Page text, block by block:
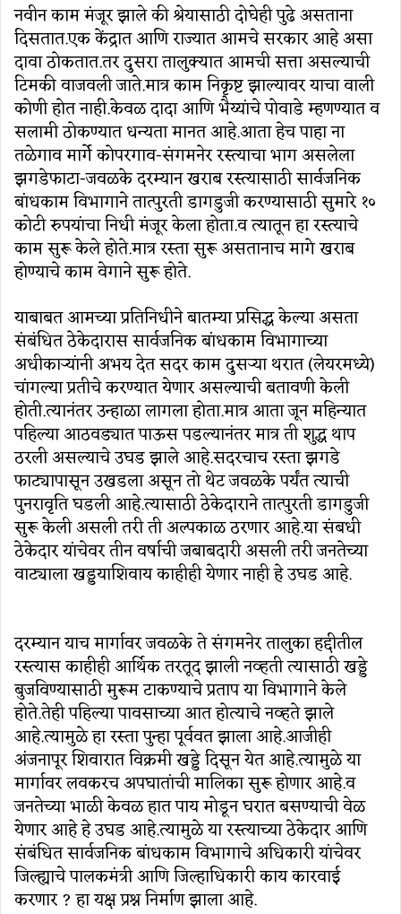
नवीन काम मंजूर झाले की श्रेयासाठी दोघेही पुढे असताना
दिसतात.एक केंद्रात आणि राज्यात आमचे सरकार आहे असा
दावा ठोकतात.तर दुसरा तालुक्यात आमची सत्ता असल्याची
टिमकी वाजवली जाते.मात्र काम निकृष्ट झाल्यावर याचा वाली
कोणी होत नाही.केवळ दादा आणि भैय्यांचे पोवाडे म्हणण्यात व
सलामी ठोकण्यात धन्यता मानत आहे.आता हेच पाहा ना
तळेगाव मार्गे कोपरगाव-संगमनेर रस्त्याचा भाग असलेला
झगडेफाटा-जवळके दरम्यान खराब रस्त्यासाठी सार्वजनिक
बांधकाम विभागाने तात्पुरती डागडुजी करण्यासाठी सुमारे १०
कोटी रुपयांचा निधी मंजूर केला होता.व त्यातून हा रस्त्याचे
काम सुरू केले होते.मात्र रस्ता सुरू असतानाच मागे खराब
होण्याचे काम वेगाने सुरू होते.
याबाबत आमच्या प्रतिनिधीने बातम्या प्रसिद्ध केल्या असता
संबंधित ठेकेदारास सार्वजनिक बांधकाम विभागाच्या
अधीकाऱ्यांनी अभय देत सदर काम दुसऱ्या थरात (लेयरमध्ये)
चांगल्या प्रतीचे करण्यात येणार असल्याची बतावणी केली
होती.त्यानंतर उन्हाळा लागला होता.मात्र आता जून महिन्यात
पहिल्या आठवड्यात पाऊस पडल्यानंतर मात्र ती शुद्ध थाप
ठरली असल्याचे उघड झाले आहे.सदरचाच रस्ता झगडे
फाट्यापासून उखडला असून तो थेट जवळके पर्यंत त्याची
पुनरावृति घडली आहे.त्यासाठी ठेकेदाराने तात्पुरती डागडुजी
सुरू केली असली तरी ती अल्पकाळ ठरणार आहे.या संबधी
ठेकेदार यांचेवर तीन वर्षाची जबाबदारी असली तरी जनतेच्या
वाट्याला खड्डयाशिवाय काहीही येणार नाही हे उघड आहे.
दरम्यान याच मार्गावर जवळके ते संगमनेर तालुका हद्दीतील
रस्त्यास काहीही आर्थिक तरतूद झाली नव्हती त्यासाठी खड्डे
बुजविण्यासाठी मुरूम टाकण्याचे प्रताप या विभागाने केले
होते.तेही पहिल्या पावसाच्या आत होत्याचे नव्हते झाले
आहे.त्यामुळे हा रस्ता पुन्हा पूर्ववत झाला आहे.आजीही
अंजनापूर शिवारात विक्रमी खड्डे दिसून येत आहे.त्यामुळे या
मार्गावर लवकरच अपघातांची मालिका सुरू होणार आहे.व
जनतेच्या भाळी केवळ हात पाय मोडून घरात बसण्याची वेळ
येणार आहे हे उघड आहे.त्यामुळे या रस्त्याच्या ठेकेदार आणि
संबंधित सार्वजनिक बांधकाम विभागाचे अधिकारी यांचेवर
जिल्ह्याचे पालकमंत्री आणि जिल्हाधिकारी काय कारवाई
करणार ? हा यक्ष प्रश्न निर्माण झाला आहे.